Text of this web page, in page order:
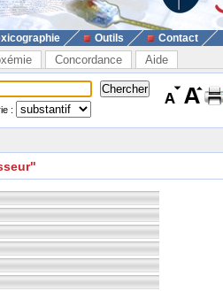
Outils Contact
Concordance Aide
: